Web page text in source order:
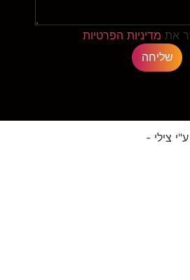
את מדיניות הפרטיות
שליחה
צילי -